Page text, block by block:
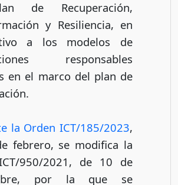
de Recuperación,
y Resiliencia, en
a los modelos de
responsables
en el marco del plan de
la Orden ICT/185/2023,
febrero, se modifica la
950/2021, de 10 de
por la que se